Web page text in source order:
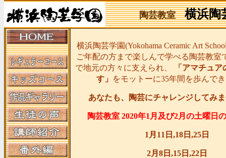
陶芸教室 横浜陶
横浜陶芸学園(Yokohama Ceramic Art
ご年配の方まで楽しんで学べる陶芸教室
で地元の方々に支えられ、
「アマチュ
す」
をモットーに35年間を歩んで
あなたも、陶芸にチャレンジしてみ
陶芸教室 2020年1月及び2月の土曜日
1月11日,18日,25日
2月8日,15日,22日